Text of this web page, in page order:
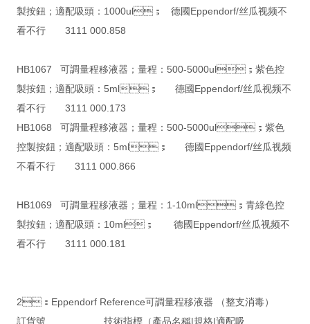
製按鈕；適配吸頭：1000ul； 德國Eppendorf/丝瓜视频不
看不行 3111 000.858
HB1067 可調量程移液器；量程：500-5000ul；紫色控
製按鈕；適配吸頭：5ml； 德國Eppendorf/丝瓜视频不
看不行 3111 000.173
HB1068 可調量程移液器；量程：500-5000ul；紫色
控製按鈕；適配吸頭：5ml； 德國Eppendorf/丝瓜视频
不看不行 3111 000.866
HB1069 可調量程移液器；量程：1-10ml；青綠色控
製按鈕；適配吸頭：10ml； 德國Eppendorf/丝瓜视频不
看不行 3111 000.181
2：Eppendorf Reference可調量程移液器 （整支消毒）
訂貨號 技術指標（產品名稱|規格|適配吸